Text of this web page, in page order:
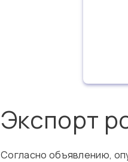
Экспорт
Согласно объявлению,